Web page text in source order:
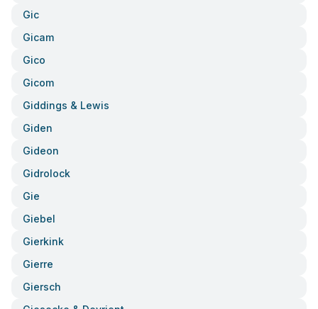
Gic
Gicam
Gico
Gicom
Giddings & Lewis
Giden
Gideon
Gidrolock
Gie
Giebel
Gierkink
Gierre
Giersch